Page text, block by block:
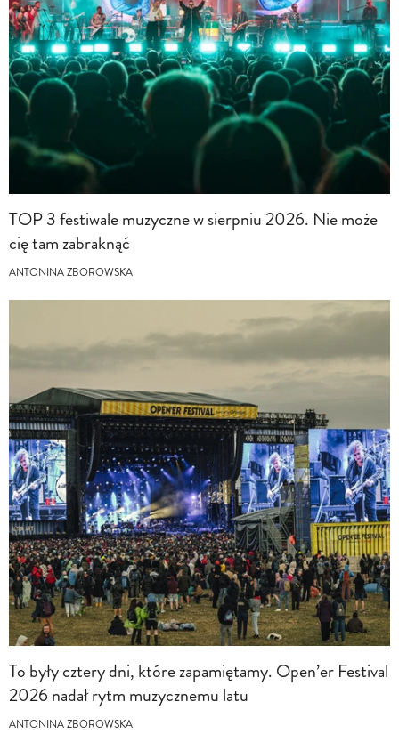
TOP 3 festiwale muzyczne w sierpniu 2026. Nie może
cię tam zabraknąć
ANTONINA ZBOROWSKA
To były cztery dni, które zapamiętamy. Open’er Festival
2026 nadał rytm muzycznemu latu
ANTONINA ZBOROWSKA